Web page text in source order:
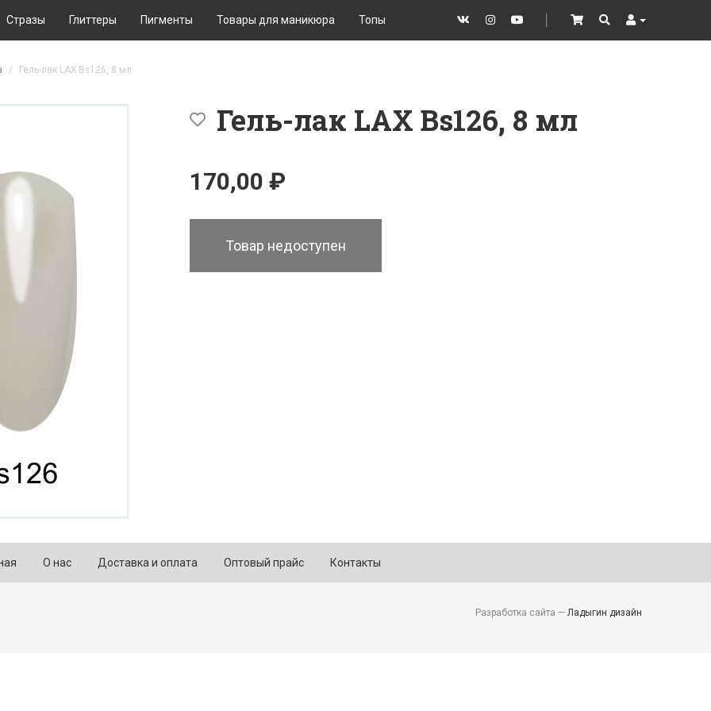
Instagram Cart SearchUser
Стразы Глиттеры Пигменты Товары для маникюра Топы
Гель-лак LAX Bs126, 8 мл
Гель-лак LAX Bs126, 8 мл
170,00 ₽
Товар недоступен
О нас Доставка и оплата Оптовый прайс Контакты
Разработка сайта — Ладыгин дизайн